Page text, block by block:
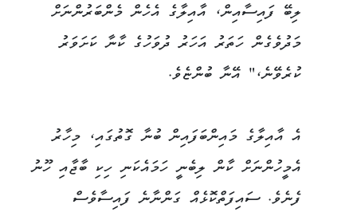
ލިބޭ ފައިސާއިން، އާއިލާގެ އެހެން މެންބަރުންނަށް
މަދުވެގެން ހަތަރު އަހަރު ދުވަހުގެ ކާނާ ކަށަވަރު
ކުރެވޭނެ،" އޭނާ ބުންޏެވެ.
އެ އާއިލާގެ މައިންބަފައިން ބުނާ ގޮތުގައި، މިހާރު
އެމީހުންނަށް ކާން ލިބެނީ ހަމައެކަނި ހިކި ބާޖާއި ހޫނު
ފެނެވެ. ސައިފަތްކޮޅެއް ގަންނާނެ ފައިސާވެސް